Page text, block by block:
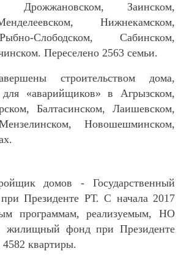
Дрожжановском, Заинском,
Нижнекамском,
Слободском, Сабинском,
Переселено 2563 семьи.
строительством дома,
для «аварийщиков» в Агрызском,
Балтасинском, Лаишевском,
Новошешминском,
домов - Государственный
Президенте РТ. С начала 2017
программам, реализуемым, НО
жилищный фонд при Президенте
квартиры.